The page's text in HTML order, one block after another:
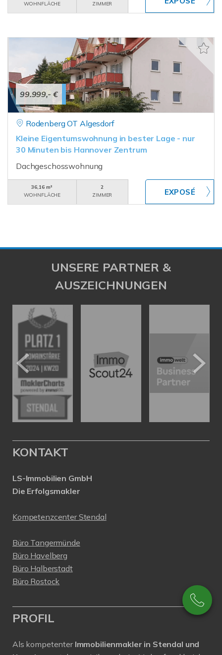
WOHNFLÄCHE
ZIMMER
99.999,- €
Rodenberg OT Algesdorf
Kleine Eigentumswohnung in bester Lage - nur
30 Minuten bis Hannover Zentrum
Dachgeschosswohnung
36,16 m²
WOHNFLÄCHE
2
ZIMMER
UNSERE PARTNER &
AUSZEICHNUNGEN
KONTAKT
LS-Immobilien GmbH
Die Erfolgsmakler
Kompetenzcenter Stendal
Büro Tangermünde
Büro Havelberg
Büro Halberstadt
Büro Rostock
PROFIL
Als kompetenter Immobilienmakler in Stendal und